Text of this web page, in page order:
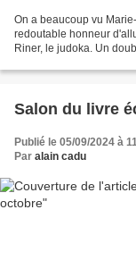
On a beaucoup vu
redoutable honneur
Riner, le judoka. Un
Salon du livre
Publié le 05/09/2024 à
Par alain cadu